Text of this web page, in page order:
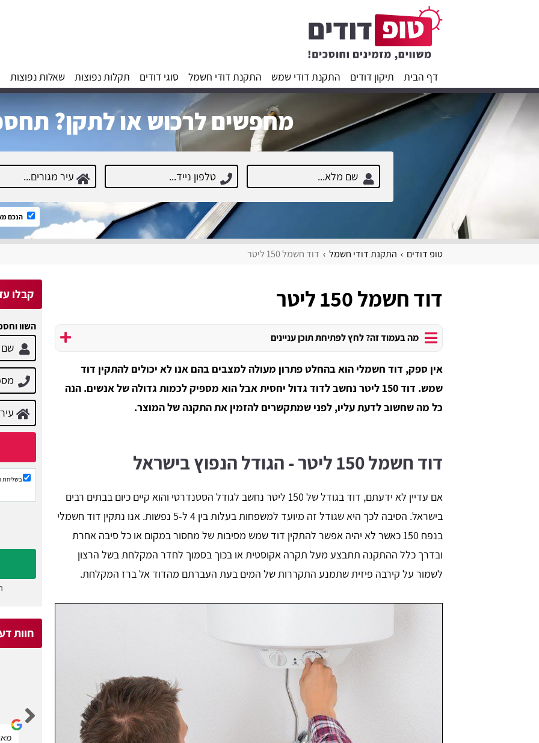
דף הבית תיקון דודים התקנת דודי שמש התקנת דודי חשמל סוגי דודים תקלות נפוצות שאלות נפוצות
מחפשים לרכוש או לתקן?
הנכם
טופ דודים התקנת דודי חשמל דוד חשמל 150 ליטר
דוד חשמל 150 ליטר
מה בעמוד זה? לחץ לפתיחת תוכן עניינים
אין ספק, דוד חשמלי הוא בהחלט פתרון מעולה למצבים בהם אנו לא יכולים להתקין דוד
שמש. דוד 150 ליטר נחשב לדוד גדול יחסית אבל הוא מספיק לכמות גדולה של אנשים. הנה
כל מה שחשוב לדעת עליו, לפני שמתקשרים להזמין את התקנה של המוצר.
דוד חשמל 150 ליטר - הגודל הנפוץ בישראל
אם עדיין לא ידעתם, דוד בגודל של 150 ליטר נחשב לגודל הסטנדרטי והוא קיים כיום בבתים רבים
בישראל. הסיבה לכך היא שגודל זה מיועד למשפחות בעלות בין 4 ל-5 נפשות. אנו נתקין דוד חשמלי
בנפח 150 כאשר לא יהיה אפשר להתקין דוד שמש מסיבות של מחסור במקום או כל סיבה אחרת
ובדרך כלל ההתקנה תתבצע מעל תקרה אקוסטית או בכוך בסמוך לחדר המקלחת בשל הרצון
לשמור על קירבה פיזית שתמנע התקררות של המים בעת העברתם מהדוד אל ברז המקלחת.
קבלו עד 3 הצעות
השוו
בשליחת
חוות
Michael Kagan
קל מאוד לבחור בעל מקצוע הדרוש.
shuki shlomo